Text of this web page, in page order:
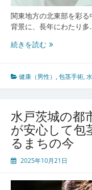
関東地方の北東部を彩
背景に、長年にわたり
続きを読む水
城
の
性
医
療
包
手
の
健康（男性） ,包茎手術,
水戸茨城の都
が安心して包
るまちの今
2025年10月21日